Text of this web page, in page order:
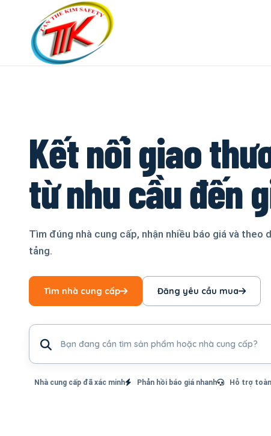
Kết nối giao
từ nhu cầu đến
Tìm đúng nhà cung cấp, nhận nhiều báo giá và theo
tảng.
Tìm nhà cung cấp Đăng yêu cầu mua
Nhà cung cấp đã xác minh Phản hồi báo giá nhanh Hỗ trợ